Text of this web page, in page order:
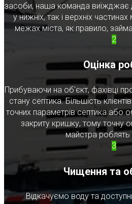
засоби, наша команда
у нижніх, так і верхніх
межах міста, як правило,
2
Оцінка
Прибуваючи на об'єкт, фахівці
стану септика. Більшість
точних параметрів септика або
закриту кришку, тому точну
майстра роблять
3
Чищення та
Відкачуємо воду та